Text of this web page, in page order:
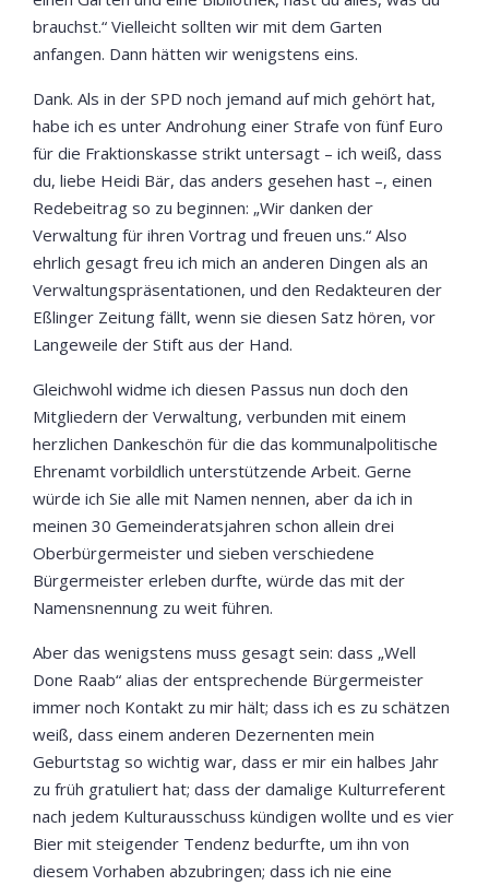
brauchst.“ Vielleicht sollten wir mit dem Garten
anfangen. Dann hätten wir wenigstens eins.
Dank. Als in der SPD noch jemand auf mich gehört hat,
habe ich es unter Androhung einer Strafe von fünf Euro
für die Fraktionskasse strikt untersagt – ich weiß, dass
du, liebe Heidi Bär, das anders gesehen hast –, einen
Redebeitrag so zu beginnen: „Wir danken der
Verwaltung für ihren Vortrag und freuen uns.“ Also
ehrlich gesagt freu ich mich an anderen Dingen als an
Verwaltungspräsentationen, und den Redakteuren der
Eßlinger Zeitung fällt, wenn sie diesen Satz hören, vor
Langeweile der Stift aus der Hand.
Gleichwohl widme ich diesen Passus nun doch den
Mitgliedern der Verwaltung, verbunden mit einem
herzlichen Dankeschön für die das kommunalpolitische
Ehrenamt vorbildlich unterstützende Arbeit. Gerne
würde ich Sie alle mit Namen nennen, aber da ich in
meinen 30 Gemeinderatsjahren schon allein drei
Oberbürgermeister und sieben verschiedene
Bürgermeister erleben durfte, würde das mit der
Namensnennung zu weit führen.
Aber das wenigstens muss gesagt sein: dass „Well
Done Raab“ alias der entsprechende Bürgermeister
immer noch Kontakt zu mir hält; dass ich es zu schätzen
weiß, dass einem anderen Dezernenten mein
Geburtstag so wichtig war, dass er mir ein halbes Jahr
zu früh gratuliert hat; dass der damalige Kulturreferent
nach jedem Kulturausschuss kündigen wollte und es vier
Bier mit steigender Tendenz bedurfte, um ihn von
diesem Vorhaben abzubringen; dass ich nie eine